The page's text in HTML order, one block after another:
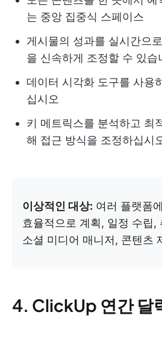
는 중앙 집중식 스페이스
게시물의 성과를 실시간으
을 신속하게 조정할 수 있습
데이터 시각화 도구를 사용
십시오
키 메트릭스를 분석하고 최
해 접근 방식을 조정하십시
이상적인 대상: 여러 플랫폼
효율적으로 계획, 일정 수립,
소셜 미디어 매니저, 콘텐츠
4. ClickUp 연간 달